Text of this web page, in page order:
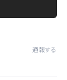
通報する